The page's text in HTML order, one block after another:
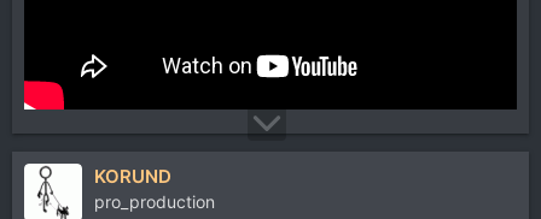
KORUND
pro_production